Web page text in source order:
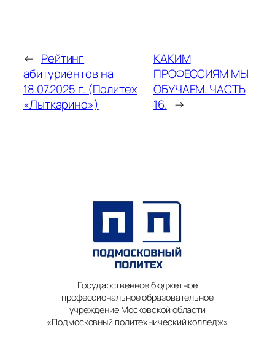
← Рейтинг
абитуриентов на
18.07.2025 г. (Политех
«Лыткарино»)
КАКИМ
ПРОФЕССИЯМ МЫ
ОБУЧАЕМ. ЧАСТЬ
16. →
Государственное бюджетное
профессиональное образовательное
учреждение Московской области
«Подмосковный политехнический колледж»